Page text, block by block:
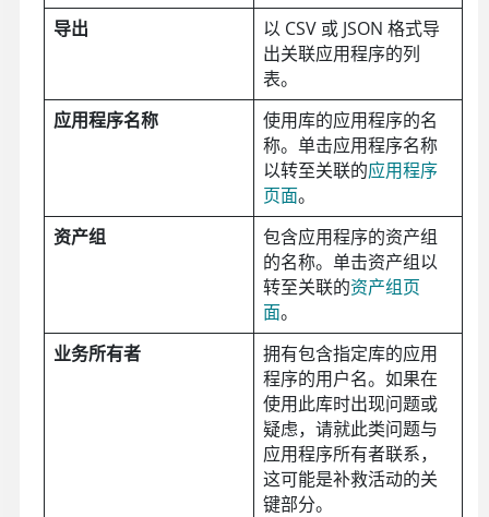
导出
以 CSV 或 JSON 格式导
出关联应用程序的列
表。
应用程序名称
使用库的应用程序的名
称。单击应用程序名称
以转至关联的应用程序
页面。
资产组
包含应用程序的资产组
的名称。单击资产组以
转至关联的资产组页
面。
业务所有者
拥有包含指定库的应用
程序的用户名。如果在
使用此库时出现问题或
疑虑，请就此类问题与
应用程序所有者联系，
这可能是补救活动的关
键部分。